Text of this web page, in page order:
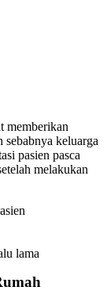
memberikan
keluarga
pasien pasca
melakukan
lama